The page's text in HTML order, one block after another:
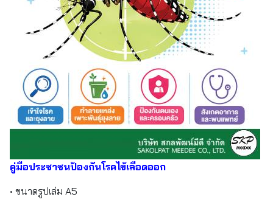
คู่มือประชาชนป้องกันโรคไข้เลือดออก
• ขนาดรูปเล่ม A5